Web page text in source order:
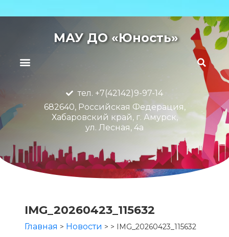
МАУ ДО «Юность»
тел. +7(42142)9-97-14
682640, Российская Федерация,
Хабаровский край, г. Амурск,
ул. Лесная, 4а
IMG_20260423_115632
Главная > Новости > > IMG_20260423_115632